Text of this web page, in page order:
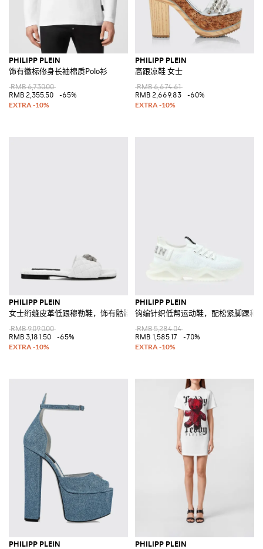
PHILIPP PLEIN
饰有徽标修身长袖棉质Polo衫
RMB 6,730.00
RMB 2,355.50
-65%
PHILIPP PLEIN
高跟凉鞋 女士
RMB 6,674.61
RMB 2,669.83
-60%
PHILIPP PLEIN
女士绗缝皮革低跟穆勒鞋，饰有骷髅头细节
RMB 9,090.00
RMB 3,181.50
-65%
PHILIPP PLEIN
钩编针织低帮运动鞋，配松紧脚踝和
RMB 5,284.04
RMB 1,585.17
-70%
PHILIPP PLEIN PHILIPP PLEIN